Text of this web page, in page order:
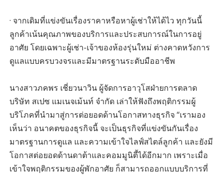
· จากเดิมที่แข่งขันเรื่องราคาหรือหาผู้เช่าให้ได้ไว ทุกวันนี้
ลูกค้าเน้นคุณภาพของบริการและประสบการณ์ในการอยู่
อาศัย โดยเฉพาะผู้เช่า-เจ้าของห้องรุ่นใหม่ ต่างคาดหวังการ
ดูแลแบบครบวงจรและมีมาตรฐานระดับมืออาชีพ
นางสาวภคพร เชี่ยวนาวิน ผู้จัดการอาวุโสฝ่ายการตลาด
บริษัท สเปซ แมเนจเม้นท์ จำกัด เล่าให้ฟังถึงพฤติกรรมผู้
บริโภคที่นำมาสู่การต่อยอดด้านโอกาสทางธุรกิจ “เรามอง
เห็นว่า อนาคตของธุรกิจนี้ จะเป็นธุรกิจที่แข่งขันกันเรื่อง
มาตรฐานการดูแล และความเข้าใจไลฟ์สไตล์ลูกค้า และยังมี
โอกาสต่อยอดด้านดาต้าและคอมมูนิตี้ได้อีกมาก เพราะเมื่อ
เข้าใจพฤติกรรมของผู้พักอาศัย ก็สามารถออกแบบบริการที่